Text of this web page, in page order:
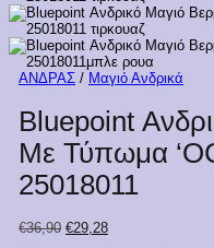
ΑΝΔΡΑΣ / Μαγιό Ανδρικά
Bluepoint
Με Τύπωμα
25018011
€36,90 Original
€29,28Η